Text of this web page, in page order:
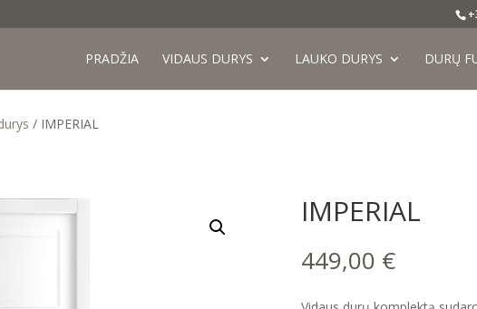
PRADŽIA VIDAUS DURYS LAUKO DURYS DURŲ
/ IMPERIAL
IMPERIAL
449,00 €